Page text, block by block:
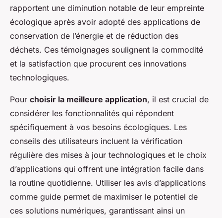
rapportent une diminution notable de leur empreinte
écologique après avoir adopté des applications de
conservation de l’énergie et de réduction des
déchets. Ces témoignages soulignent la commodité
et la satisfaction que procurent ces innovations
technologiques.
Pour choisir la meilleure application, il est crucial de
considérer les fonctionnalités qui répondent
spécifiquement à vos besoins écologiques. Les
conseils des utilisateurs incluent la vérification
régulière des mises à jour technologiques et le choix
d’applications qui offrent une intégration facile dans
la routine quotidienne. Utiliser les avis d’applications
comme guide permet de maximiser le potentiel de
ces solutions numériques, garantissant ainsi un